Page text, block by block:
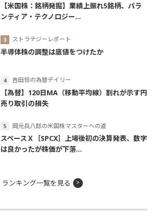
【米国株：銘柄発掘】業績上振れ5銘柄、パラ
ンティア・テクノロジー...
ストラテジーレポート
半導体株の調整は底値をつけたか
吉田恒の為替デイリー
【為替】120日MA（移動平均線）割れが示す円
売り取引の損失
岡元兵八郎の米国株マスターへの道
スペースＸ［SPCX］上場後初の決算発表、数字
は良かったが株価が下落...
ランキング一覧を見る